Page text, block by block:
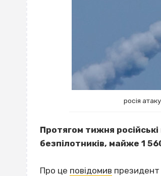
росія
Протягом тижня
безпілотників, майже 1
Про це повідомив президент